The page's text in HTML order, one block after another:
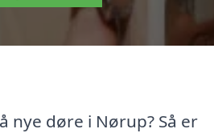
nye døre i Nørup? Så er